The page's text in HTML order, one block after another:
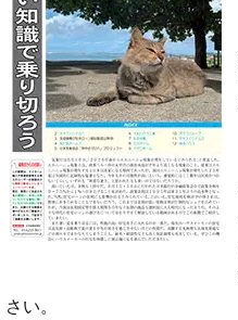
さい。